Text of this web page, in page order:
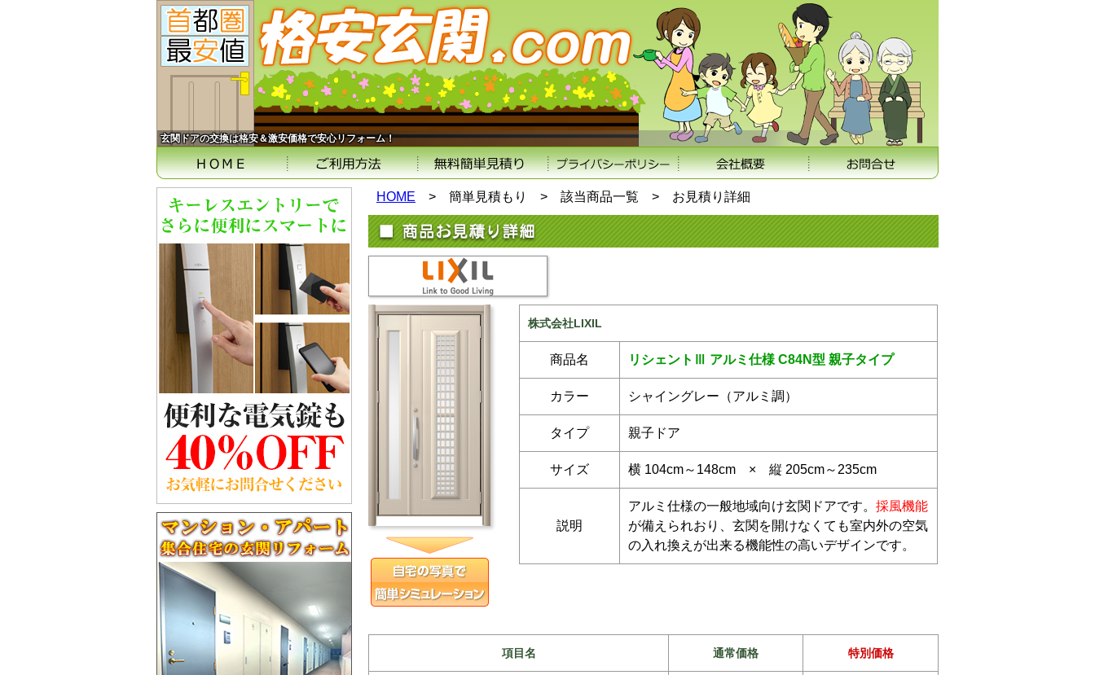
玄関ドアの交換は格安＆激安価格で安心リフォーム！
HOME > 簡単見積もり > 該当商品一覧 > お見積り詳細
株式会社LIXIL
商品名 リシェントⅢ アルミ仕様 C84N型 親子タイプ
カラー シャイングレー（アルミ調）
タイプ 親子ドア
サイズ 横 104cm～148cm × 縦 205cm～235cm
説明
アルミ仕様の一般地域向け玄関ドアです。 採風機能
が備えられおり、玄関を開けなくても室内外の空気
の入れ換えが出来る機能性の高いデザインです。
項目名 通常価格 特別価格